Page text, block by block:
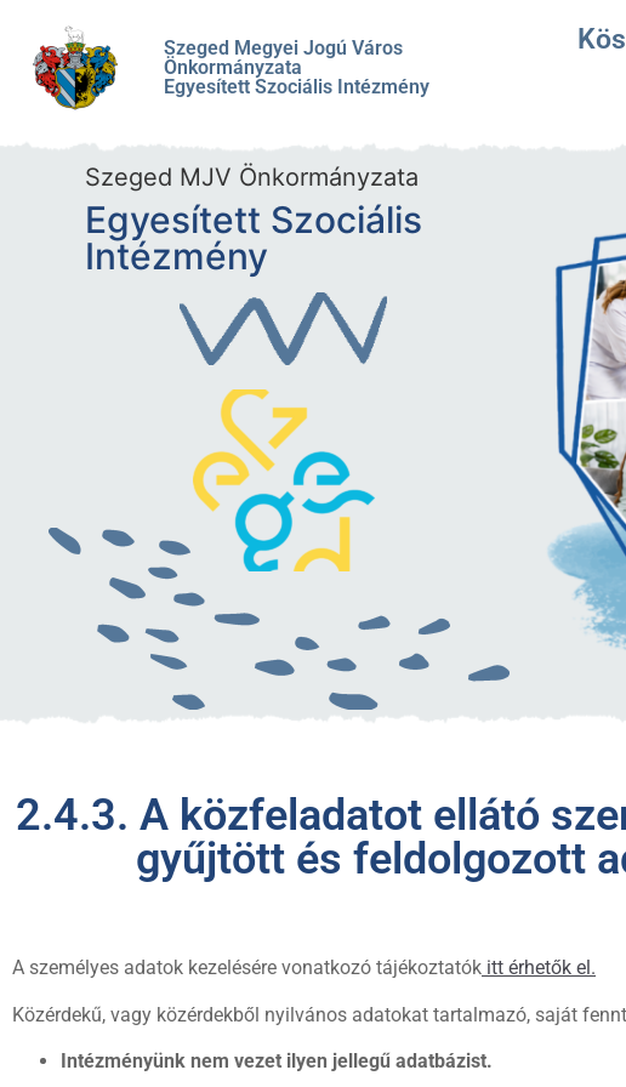
Szeged Megyei Jogú Város
Önkormányzata
Egyesített Szociális Intézmény
Szeged MJV Önkormányzata
Egyesített Szociális
Intézmény
2.4.3. A közfeladatot ellátó
gyűjtött és feldolgozott
A személyes adatok kezelésére vonatkozó tájékoztatók itt érhetők el.
Közérdekű, vagy közérdekből nyilvános adatokat tartalmazó, saját
Intézményünk nem vezet ilyen jellegű adatbázist.